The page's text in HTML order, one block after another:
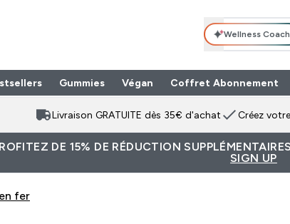
Wellness Coach
Produits submenu
Gummies Végan Coffret Abonnement
Livraison GRATUITE dès 35€ d'achat Créez
DE 15% DE RÉDUCTION
SIGN UP
fer